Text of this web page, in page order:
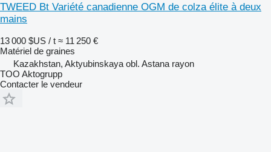
TWEED Bt Variété canadienne OGM de colza élite à deux
mains
13 000 $US / t ≈ 11 250 €
Matériel de graines
Kazakhstan, Aktyubinskaya obl. Astana rayon
TOO Aktogrupp
Contacter le vendeur